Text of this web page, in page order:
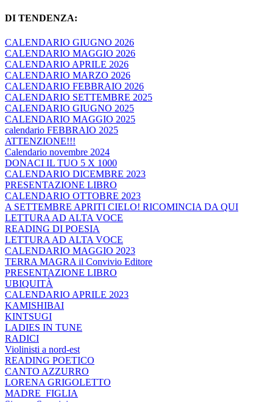
DI TENDENZA:
CALENDARIO GIUGNO 2026
CALENDARIO MAGGIO 2026
CALENDARIO APRILE 2026
CALENDARIO MARZO 2026
CALENDARIO FEBBRAIO 2026
CALENDARIO SETTEMBRE 2025
CALENDARIO GIUGNO 2025
CALENDARIO MAGGIO 2025
calendario FEBBRAIO 2025
ATTENZIONE!!!
Calendario novembre 2024
DONACI IL TUO 5 X 1000
CALENDARIO DICEMBRE 2023
PRESENTAZIONE LIBRO
CALENDARIO OTTOBRE 2023
A SETTEMBRE APRITI CIELO! RICOMINCIA DA QUI
LETTURA AD ALTA VOCE
READING DI POESIA
LETTURA AD ALTA VOCE
CALENDARIO MAGGIO 2023
TERRA MAGRA il Convivio Editore
PRESENTAZIONE LIBRO
UBIQUITÀ
CALENDARIO APRILE 2023
KAMISHIBAI
KINTSUGI
LADIES IN TUNE
RADICI
Violinisti a nord-est
READING POETICO
CANTO AZZURRO
LORENA GRIGOLETTO
MADRE_FIGLIA